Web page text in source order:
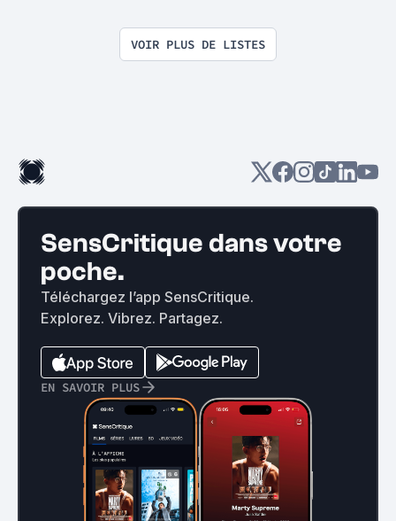
VOIR PLUS DE LISTES
SensCritique dans votre
poche.
Téléchargez l’app SensCritique.
Explorez. Vibrez. Partagez.
EN SAVOIR PLUS